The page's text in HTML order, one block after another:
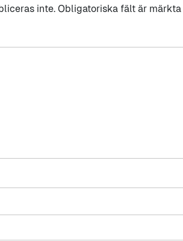
inte. Obligatoriska fält är märkta